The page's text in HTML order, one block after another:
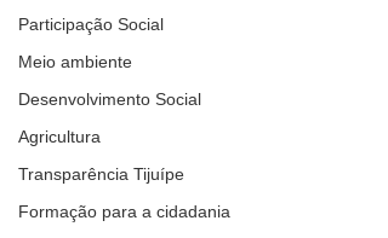
Participação Social
Meio ambiente
Desenvolvimento Social
Agricultura
Transparência Tijuípe
Formação para a cidadania